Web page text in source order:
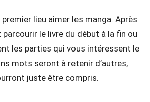
lieu aimer les manga. Après
parcourir le livre du début à la fin ou
les parties qui vous intéressent le
mots seront à retenir d’autres,
juste être compris.